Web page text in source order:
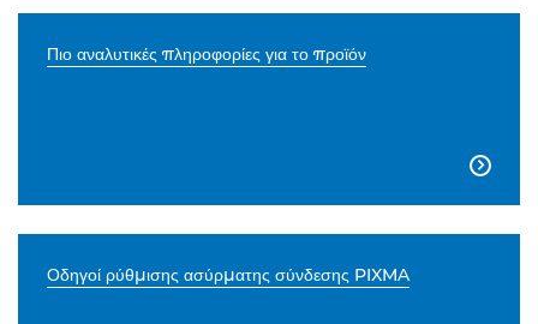
Πιο αναλυτικές πληροφορίες για το προϊόν

Οδηγοί ρύθμισης ασύρματης σύνδεσης PIXMA